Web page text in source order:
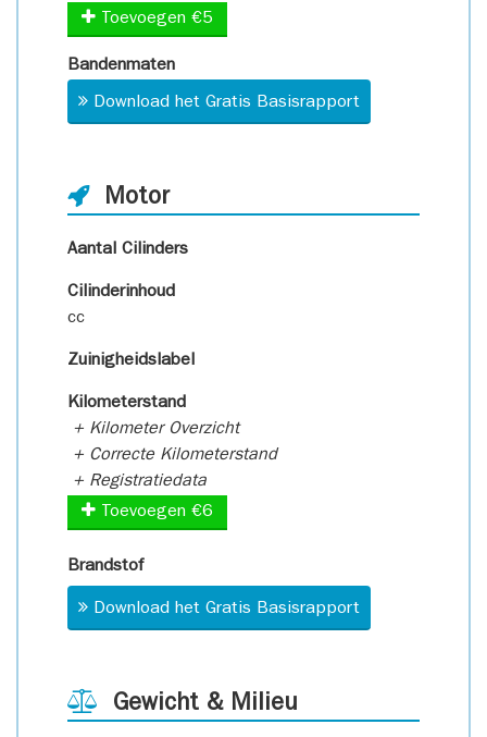
Toevoegen €5
Bandenmaten
Download het Gratis Basisrapport
Motor
Aantal Cilinders
Cilinderinhoud
cc
Zuinigheidslabel
Kilometerstand
+ Kilometer Overzicht
+ Correcte Kilometerstand
+ Registratiedata
Toevoegen €6
Brandstof
Download het Gratis Basisrapport
Gewicht & Milieu